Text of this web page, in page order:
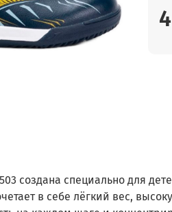
создана специально для
в себе лёгкий вес,